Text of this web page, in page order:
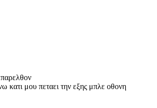
κατι μου πεταει την εξης μπλε οθονη